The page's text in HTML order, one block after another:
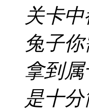
关卡
兔子
拿到
是十